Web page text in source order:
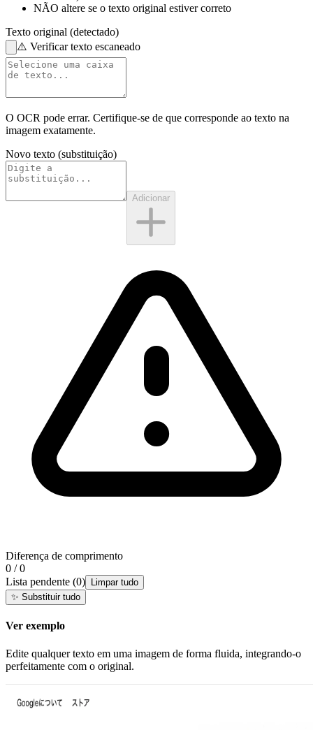
NÃO altere se o texto original estiver correto
Texto original (detectado)
⚠️ Verificar texto escaneado
O OCR pode errar. Certifique-se de que corresponde ao texto na
imagem exatamente.
Novo texto (substituição)
Adicionar
Diferença de comprimento
0 / 0
Lista pendente (0)
Limpar tudo
✨ Substituir tudo
Ver exemplo
Edite qualquer texto em uma imagem de forma fluida, integrando-o
perfeitamente com o original.